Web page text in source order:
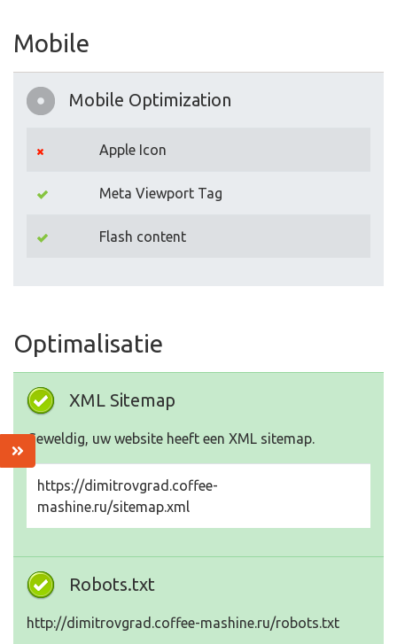
Mobile
Mobile Optimization
Apple Icon
Meta Viewport Tag
Flash content
Optimalisatie
XML Sitemap
Geweldig, uw website heeft een XML sitemap.
https://dimitrovgrad.coffee-
mashine.ru/sitemap.xml
Robots.txt
http://dimitrovgrad.coffee-mashine.ru/robots.txt